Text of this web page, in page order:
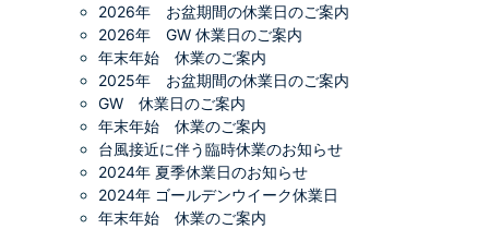
2026年 お盆期間の休業日のご案内
2026年 GW 休業日のご案内
年末年始 休業のご案内
2025年 お盆期間の休業日のご案内
GW 休業日のご案内
年末年始 休業のご案内
台風接近に伴う臨時休業のお知らせ
2024年 夏季休業日のお知らせ
2024年 ゴールデンウイーク休業日
年末年始 休業のご案内